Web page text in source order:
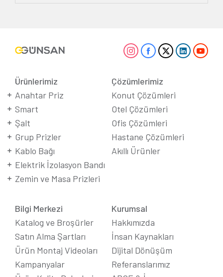
Ürünlerimiz
Anahtar Priz
Smart
Şalt
Grup Prizler
Kablo Bağı
Elektrik İzolasyon Bandı
Zemin ve Masa Prizleri
Çözümlerimiz
Konut Çözümleri
Otel Çözümleri
Ofis Çözümleri
Hastane Çözümleri
Akıllı Ürünler
Bilgi Merkezi
Katalog ve Broşürler
Satın Alma Şartları
Ürün Montaj Videoları
Kampanyalar
Kurumsal
Hakkımızda
İnsan Kaynakları
Dijital Dönüşüm
Referanslarımız